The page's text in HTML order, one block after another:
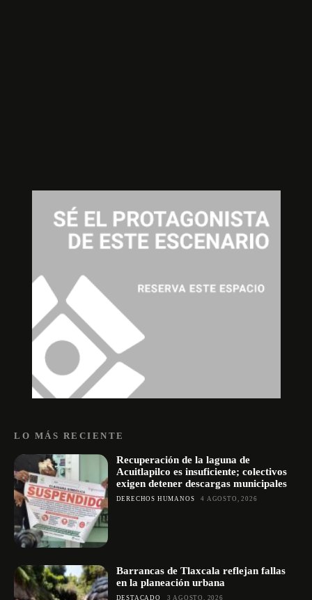
LO MÁS RECIENTE
Recuperación de la laguna de
Acuitlapilco es insuficiente; colectivos
exigen detener descargas municipales
DERECHOS HUMANOS 4 AGOSTO, 2026
Barrancas de Tlaxcala reflejan fallas
en la planeación urbana
DESTACADO 3 AGOSTO, 2026